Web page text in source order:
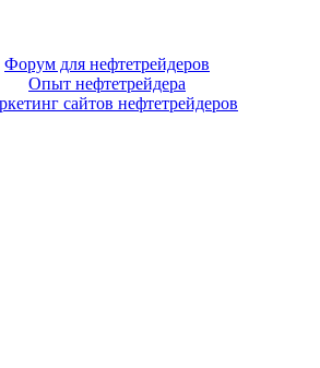
Форум для нефтетрейдеров
Опыт нефтетрейдера
сайтов нефтетрейдеров